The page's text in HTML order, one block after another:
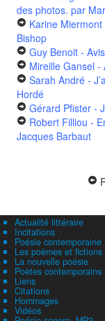
des photos. par
Karine
Bishop
Guy Benoit -
Mireille Gansel -
Sarah André -
Hordé
Gérard Pfister -
Robert Filliou -
Jacques Barbaut
Actualité littéraire
Incitations
Poésie contemporaine
Les poèmes et fictions
La nouvelle poésie
Poètes contemporains
Liens
Citations
Hommages
Vidéos